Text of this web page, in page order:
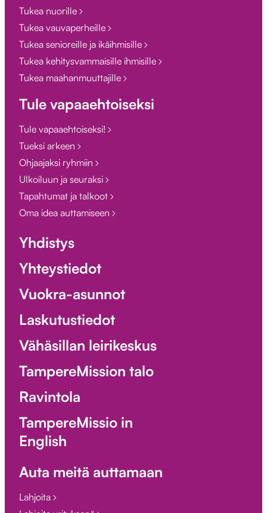
Tukea nuorille
Tukea vauvaperheille
Tukea senioreille ja ikäihmisille
Tukea kehitysvammaisille ihmisille
Tukea maahanmuuttajille
Tule vapaaehtoiseksi
Tule vapaaehtoiseksi!
Tueksi arkeen
Ohjaajaksi ryhmiin
Ulkoiluun ja seuraksi
Tapahtumat ja talkoot
Oma idea auttamiseen
Yhdistys
Yhteystiedot
Vuokra-asunnot
Laskutustiedot
Vähäsillan leirikeskus
TampereMission talo
Ravintola
TampereMissio in
English
Auta meitä auttamaan
Lahjoita